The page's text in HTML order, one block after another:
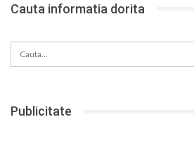
Cauta informatia dorita
Publicitate